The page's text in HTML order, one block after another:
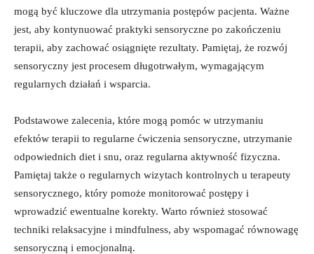
mogą być kluczowe dla utrzymania postępów pacjenta. Ważne
jest, aby kontynuować praktyki ⁤sensoryczne ​po zakończeniu
terapii, aby‌ zachować⁤ osiągnięte​ rezultaty. Pamiętaj, że rozwój
sensoryczny jest procesem ‍długotrwałym,⁣ wymagającym⁢
regularnych​ działań i wsparcia.
Podstawowe zalecenia, które mogą pomóc w utrzymaniu
efektów terapii to regularne ćwiczenia sensoryczne, utrzymanie
odpowiednich diet i ⁢snu, oraz regularna aktywność fizyczna.
Pamiętaj ⁤także ⁢o regularnych wizytach kontrolnych⁤ u terapeuty
sensorycznego, który pomoże ​monitorować postępy i
wprowadzić‍ ewentualne korekty. Warto również stosować
techniki relaksacyjne ‍i mindfulness, aby wspomagać równowagę
sensoryczną i emocjonalną.